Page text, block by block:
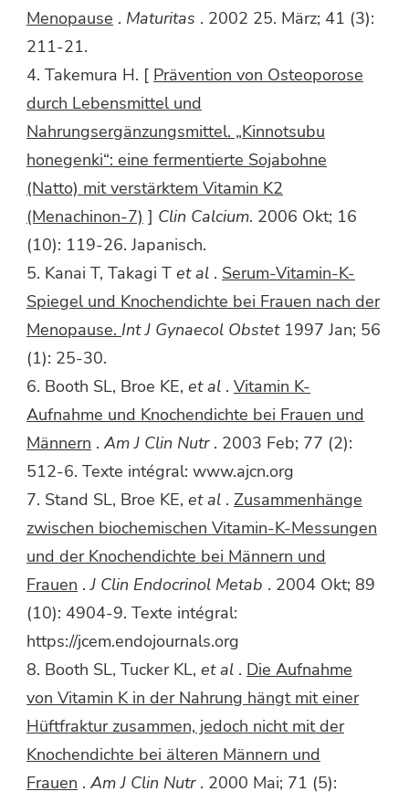
Menopause . Maturitas . 2002 25. März; 41 (3):
211-21.
4. Takemura H. [ Prävention von Osteoporose
durch Lebensmittel und
Nahrungsergänzungsmittel. „Kinnotsubu
honegenki“: eine fermentierte Sojabohne
(Natto) mit verstärktem Vitamin K2
(Menachinon-7) ] Clin Calcium. 2006 Okt; 16
(10): 119-26. Japanisch.
5. Kanai T, Takagi T et al . Serum-Vitamin-K-
Spiegel und Knochendichte bei Frauen nach der
Menopause. Int J Gynaecol Obstet1997 Jan; 56
(1): 25-30.
6. Booth SL, Broe KE, et al . Vitamin K-
Aufnahme und Knochendichte bei Frauen und
Männern . Am J Clin Nutr. 2003 Feb; 77 (2):
512-6. Texte intégral: www.ajcn.org
7. Stand SL, Broe KE, et al . Zusammenhänge
zwischen biochemischen Vitamin-K-Messungen
und der Knochendichte bei Männern und
Frauen .J Clin Endocrinol Metab . 2004 Okt; 89
(10): 4904-9. Texte intégral:
https://jcem.endojournals.org
8. Booth SL, Tucker KL, et al . Die Aufnahme
von Vitamin K in der Nahrung hängt mit einer
Hüftfraktur zusammen, jedoch nicht mit der
Knochendichte bei älteren Männern und
Frauen . Am J Clin Nutr. 2000 Mai; 71 (5):